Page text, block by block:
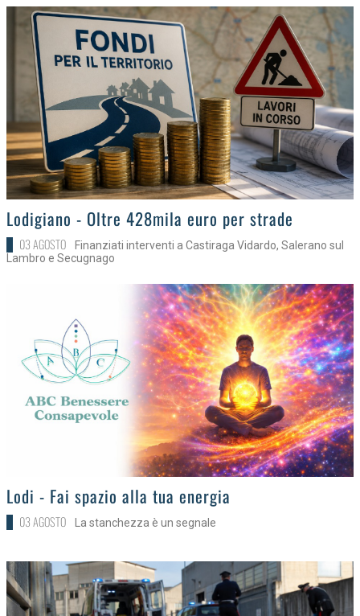
>Lodigiano - Oltre 428mila euro per strade
03 AGOSTO
Finanziati interventi a Castiraga Vidardo, Salerano sul
Lambro e Secugnago
>Lodi - Fai spazio alla tua energia
03 AGOSTO La stanchezza è un segnale